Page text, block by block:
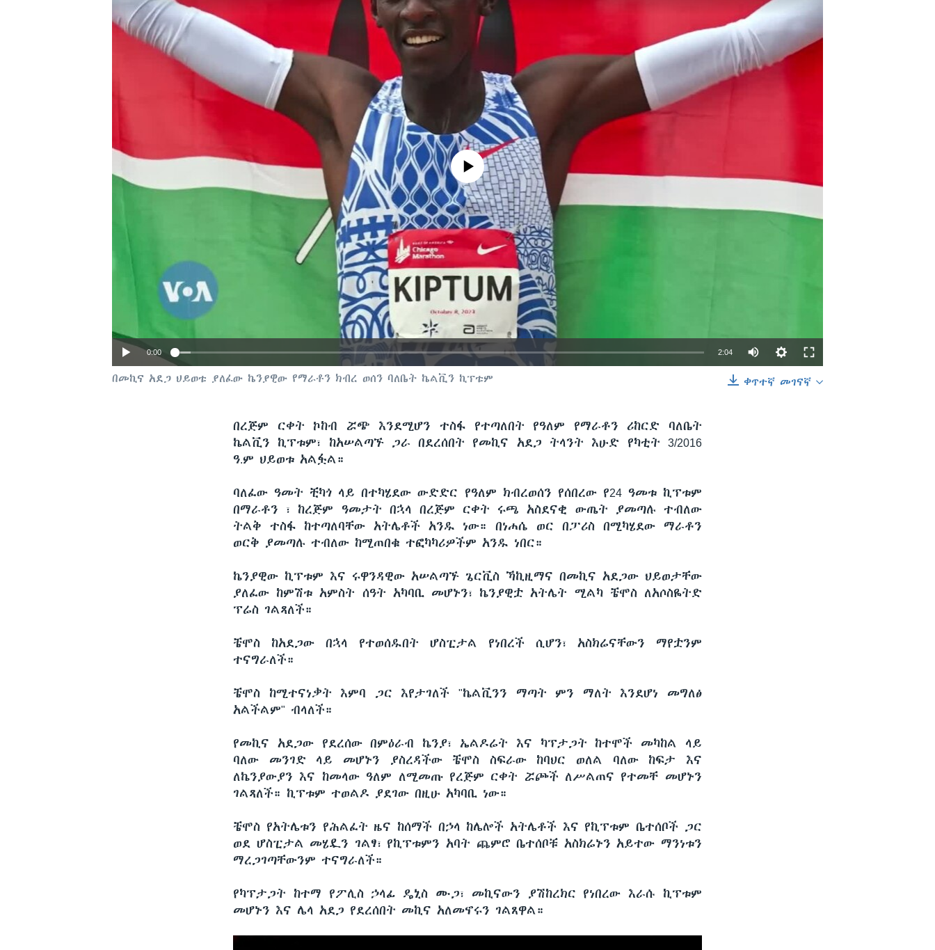
No media source currently available
0:00 2:04
ቀጥተኛ መገናኛ
በመኪና አደጋ ህይወቱ ያለፈው ኬንያዊው የማራቶን ክብረ ወሰን ባለቤት ኬልቪን ኪፕቱም
በረጅም ርቀት ኮከብ ሯጭ እንደሚሆን ተስፋ የተጣለበት የዓለም የማራቶን ሪከርድ ባለቤት
ኬልቪን ኪፕቱም፣ ከአሠልጣኙ ጋራ በደረሰበት የመኪና አደጋ ትላንት እሁድ የካቲት 3/2016
ዓ.ም ህይወቱ አልፏል።
ባለፈው ዓመት ቺካጎ ላይ በተካሄደው ውድድር የዓለም ክብረወሰን የሰበረው የ24 ዓመቱ ኪፕቱም
በማራቶን ፣ ከረጅም ዓመታት በኋላ በረጅም ርቀት ሩጫ አስደናቂ ውጤት ያመጣሉ ተብለው
ትልቅ ተስፋ ከተጣለባቸው አትሌቶች አንዱ ነው። በነሐሴ ወር በፓሪስ በሚካሄደው ማራቶን
ወርቅ ያመጣሉ ተብለው ከሚጠበቁ ተፎካካሪዎችም አንዱ ነበር።
ኬንያዊው ኪፕቱም እና ሩዋንዳዊው አሠልጣኙ ጌርቪስ ኻኪዚማና በመኪና አደጋው ህይወታቸው
ያለፈው ከምሽቱ አምስት ሰዓት አካባቢ መሆኑን፣ ኬንያዊቷ አትሌት ሚልካ ቼሞስ ለአሶስዬትድ
ፕሬስ ገልጻለች።
ቼሞስ ከአደጋው በኋላ የተወሰዱበት ሆስፒታል የነበረች ሲሆን፣ አስክሬናቸውን ማየቷንም
ተናግራለች።
ቼሞስ ከሚተናነቃት እምባ ጋር እየታገለች "ኬልቪንን ማጣት ምን ማለት እንደሆነ መግለፅ
አልችልም" ብላለች።
የመኪና አደጋው የደረሰው በምዕራብ ኬንያ፣ ኤልዶሬት እና ካፕታጋት ከተሞች መካከል ላይ
ባለው መንገድ ላይ መሆኑን ያስረዳችው ቼሞስ ስፍራው ከባህር ወለል ባለው ከፍታ እና
ለኬንያውያን እና ከመላው ዓለም ለሚመጡ የረጅም ርቀት ሯጮች ለሥልጠና የተመቸ መሆኑን
ገልጻለች። ኪፕቱም ተወልዶ ያደገው በዚሁ አካባቢ ነው።
ቼሞስ የአትሌቱን የሕልፈት ዜና ከሰማች በኃላ ከሌሎች አትሌቶች እና የኪፕቱም ቤተሰቦች ጋር
ወደ ሆስፒታል መሄዷን ገልፃ፣ የኪፕቱምን አባት ጨምሮ ቤተሰቦቹ አስክሬኑን አይተው ማንነቱን
ማረጋገጣቸውንም ተናግራለች።
የካፕታጋት ከተማ የፖሊስ ኃላፊ ዴኒስ ሙጋ፣ መኪናውን ያሽከረክር የነበረው እራሱ ኪፕቱም
መሆኑን እና ሌላ አደጋ የደረሰበት መኪና አለመኖሩን ገልጸዋል።